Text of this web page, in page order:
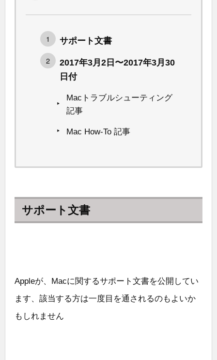
サポート文書
2017年3月2日〜2017年3月30
日付
Macトラブルシューティング
記事
Mac How-To 記事
サポート文書
Appleが、Macに関するサポート文書を公開してい
ます、該当する方は一度目を通されるのもよいか
もしれません